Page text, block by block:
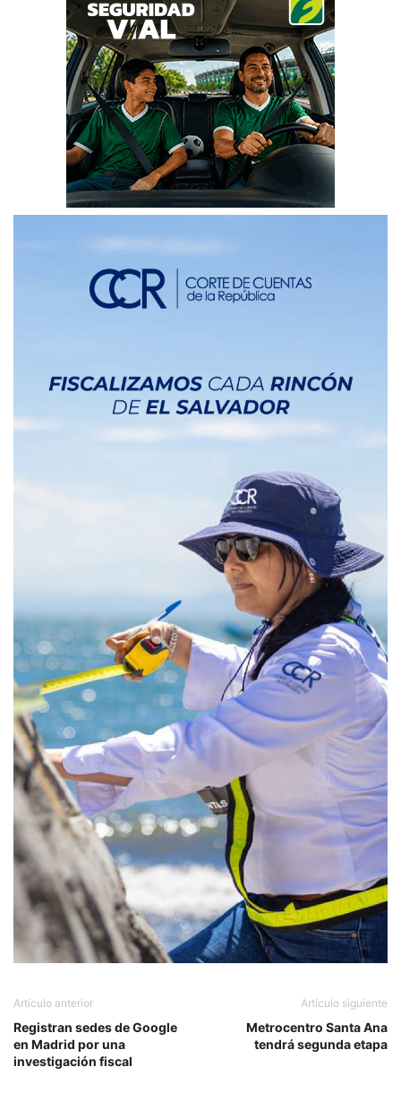
Artículo anterior
Registran sedes de Google
en Madrid por una
investigación fiscal
Artículo siguiente
Metrocentro Santa Ana
tendrá segunda etapa